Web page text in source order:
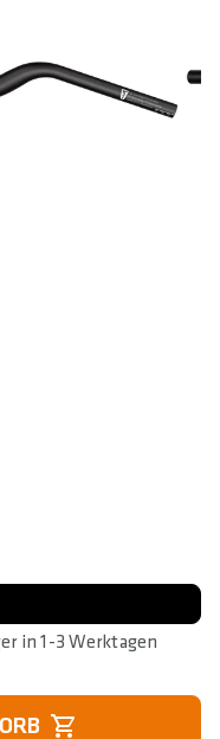
in 1-3 Werktagen